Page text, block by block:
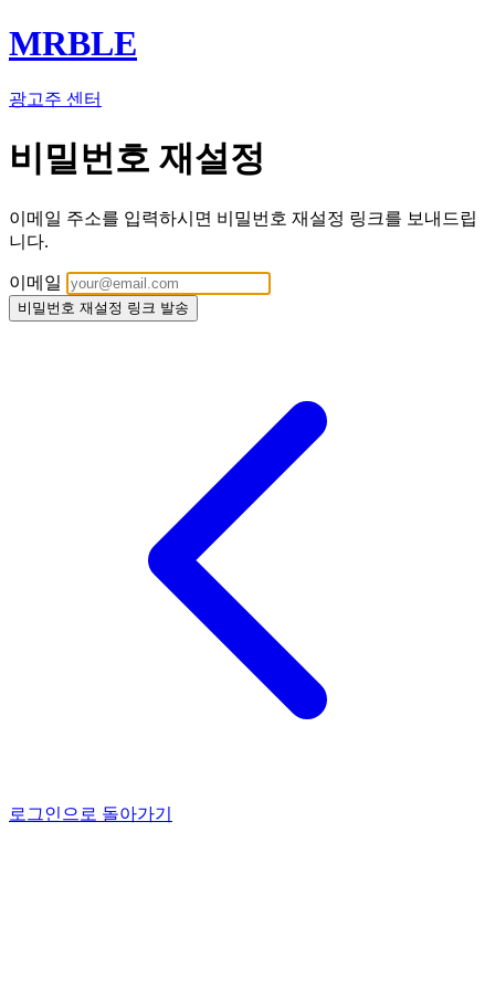
MRBLE
광고주 센터
비밀번호 재설정
이메일 주소를 입력하시면 비밀번호 재설정 링크를 보내드립
니다.
이메일
비밀번호 재설정 링크 발송
로그인으로 돌아가기